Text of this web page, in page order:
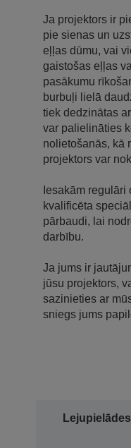
Ja projektors ir
pie sienas un
eļļas dūmu, vai
gaistošas eļļas
pasākumu
burbuļi lielā
tiek dedzinātas
var palielināties
nolietošanās, kā
projektors var
Iesakām
kvalificēta
pārbaudi, lai
darbību.
Ja jums ir
jūsu projektors,
sazinieties ar
sniegs jums
Lejupielādes